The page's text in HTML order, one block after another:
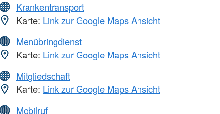
Krankentransport
Karte: Link zur Google Maps Ansicht
Menübringdienst
Karte: Link zur Google Maps Ansicht
Mitgliedschaft
Karte: Link zur Google Maps Ansicht
Mobilruf